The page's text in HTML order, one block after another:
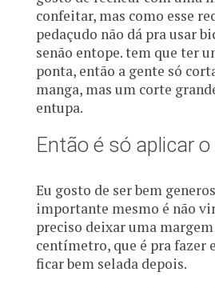
confeitar, mas como esse
pedaçudo não dá pra usar
senão entope. tem que ter
ponta, então a gente só
manga, mas um corte
entupa.
Então é só aplicar o
Eu gosto de ser bem
importante mesmo é não
preciso deixar uma
centímetro, que é pra fazer
ficar bem selada depois.